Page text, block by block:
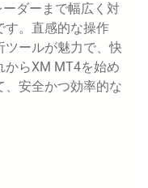
ダーまで幅広く対
す。直感的な操作
ツールが魅力で、快
からXM MT4を始め
、安全かつ効率的な